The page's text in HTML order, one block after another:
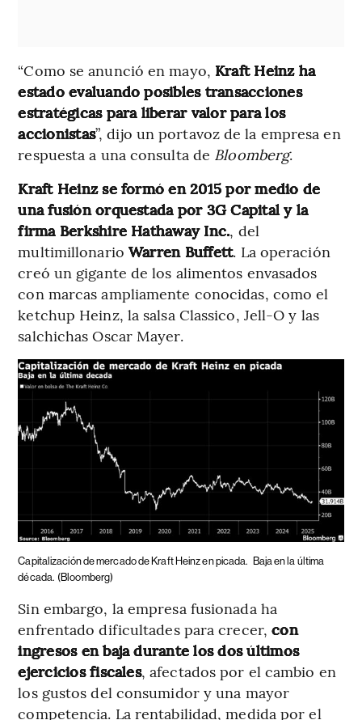
“Como se anunció en mayo, Kraft Heinz ha
estado evaluando posibles transacciones
estratégicas para liberar valor para los
accionistas”, dijo un portavoz de la empresa en
respuesta a una consulta de Bloomberg.
Kraft Heinz se formó en 2015 por medio de
una fusión orquestada por 3G Capital y la
firma Berkshire Hathaway Inc., del
multimillonario Warren Buffett. La operación
creó un gigante de los alimentos envasados
con marcas ampliamente conocidas, como el
ketchup Heinz, la salsa Classico, Jell-O y las
salchichas Oscar Mayer.
Capitalización de mercado de Kraft Heinz en picada. Baja en la última
década. (Bloomberg)
Sin embargo, la empresa fusionada ha
enfrentado dificultades para crecer,con
ingresos en baja durante los dos últimos
ejercicios fiscales, afectados por el cambio en
los gustos del consumidor y una mayor
competencia. La rentabilidad, medida por el